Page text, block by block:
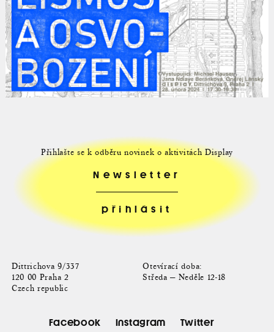
Dittrichova 9/337
120 00 Praha 2
Czech republic
Otevírací doba:
Středa — Neděle 12-18
Facebook Instagram Twitter
Přihlašte se k odběru novinek o aktivitách Display
Newsletter